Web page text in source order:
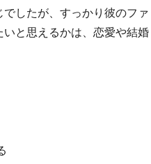
したが、すっかり彼のファ
と思えるかは、恋愛や結婚